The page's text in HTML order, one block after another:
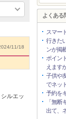
11/18
ルエッ
よくある
スマー
行きた
ンが掲
ポイン
えます
子供や
でネッ
予約を
「無断
出て、